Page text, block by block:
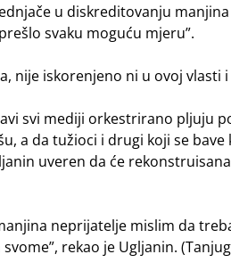
u diskreditovanju
svaku moguću mjeru”.
nije iskorenjeno ni u ovoj vlasti
svi mediji orkestrirano pljuju
a da tužioci i drugi koji se
uveren da će
neprijatelje mislim da
rekao je Ugljanin.